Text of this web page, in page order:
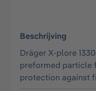
Beschrijving
Dräger X-plore
preformed particle
protection against